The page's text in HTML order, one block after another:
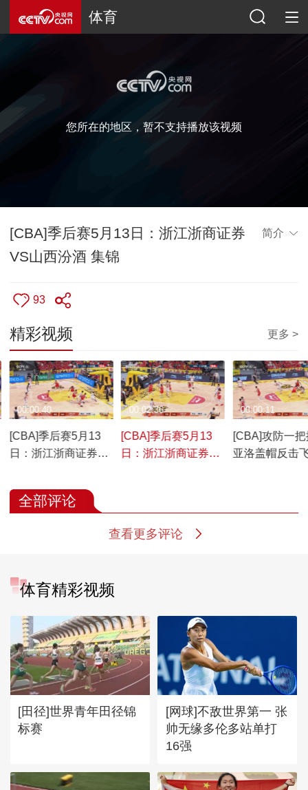
体育
您所在的地区，暂不支持播放该视频
[CBA]季后赛5月13日：浙江浙商证券
VS山西汾酒 集锦
简介
93
精彩视频 更多 >
[CBA]季后赛5月13
日：浙江浙商证券VS
00:00:40
[CBA]季后赛5月13
日：浙江浙商证券VS
00:02:36
[CBA]攻防一把
亚洛盖帽反击
00:00:11
全部评论
查看更多评论
体育精彩视频
[田径]世界青年田径锦
标赛
[网球]不敌世界第一 张
帅无缘多伦多站单打
16强